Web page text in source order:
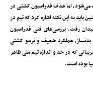
می‌شود، اما هدف فدراسیون کشتی در
به این نکته اشاره کرد که تیم در
رفت. بررسی‌های فنی فدراسیون
عملکرد ضعیف و ترسو کشتی
که در حد و اندازه تیم ملی ظاهر
بوده است.